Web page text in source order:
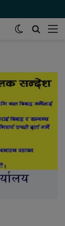
समाचार
Switch